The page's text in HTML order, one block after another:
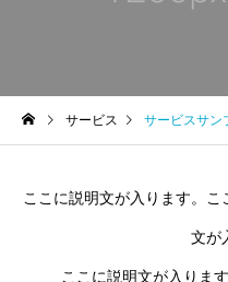
ブログ準備中2
サービス サービスサン
ここに説明文が入ります。
文が
ここに説明文が入りま